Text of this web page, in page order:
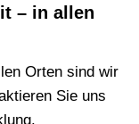
– in allen
Orten sind wir
Sie uns